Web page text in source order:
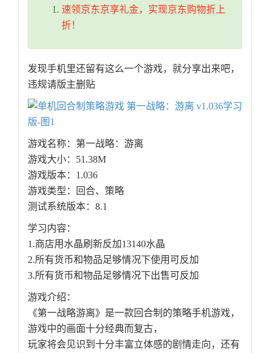
速领京东京享礼金，实现京东购物折上
折！
发现手机里还留有这么一个游戏，就分享出来吧，
违规请版主删贴
游戏名称：第一战略：游离
游戏大小：51.38M
游戏版本：1.036
游戏类型：回合、策略
测试系统版本：8.1
学习内容：
1.商店用水晶刷新反加13140水晶
2.所有货币和物品足够情况下使用可反加
3.所有货币和物品足够情况下出售可反加
游戏介绍：
《第一战略游离》是一款回合制的策略手机游戏，
游戏中的画面十分经典而复古，
玩家将会见识到十分丰富立体感的剧情走向，还有